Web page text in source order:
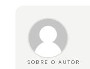
SOBRE O AUTOR